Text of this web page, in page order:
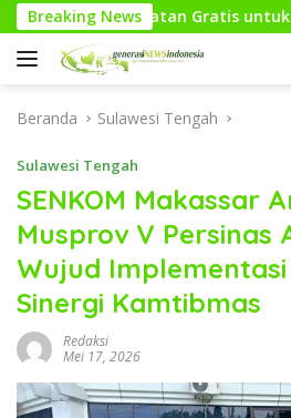
Langsung
ke
konten
Breaking News
Gratis untuk Masyarakat
Beranda Sulawesi Tengah
Sulawesi Tengah
SENKOM Makassar
Musprov V Persinas
Wujud Implementasi
Sinergi Kamtibmas
Redaksi
Mei 17, 2026